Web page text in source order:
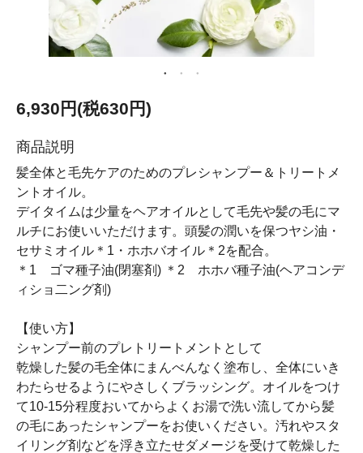
6,930円(税630円)
商品説明
髪全体と毛先ケアのためのプレシャンプー＆トリートメ
ントオイル。
デイタイムは少量をヘアオイルとして毛先や髪の毛にマ
ルチにお使いいただけます。頭髪の潤いを保つヤシ油・
セサミオイル＊1・ホホバオイル＊2を配合。
＊1 ゴマ種子油(閉塞剤) ＊2 ホホバ種子油(ヘアコンデ
ィショ二ング剤)
【使い方】
シャンプー前のプレトリートメントとして
乾燥した髪の毛全体にまんべんなく塗布し、全体にいき
わたらせるようにやさしくブラッシング。オイルをつけ
て10-15分程度おいてからよくお湯で洗い流してから髪
の毛にあったシャンプーをお使いください。汚れやスタ
イリング剤などを浮き立たせダメージを受けて乾燥した